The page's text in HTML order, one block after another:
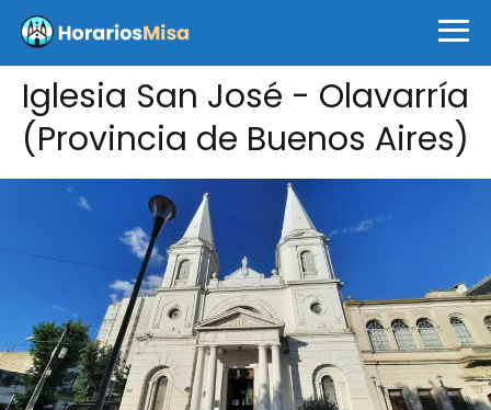
Iglesia San José - Olavarría
(Provincia de Buenos Aires)